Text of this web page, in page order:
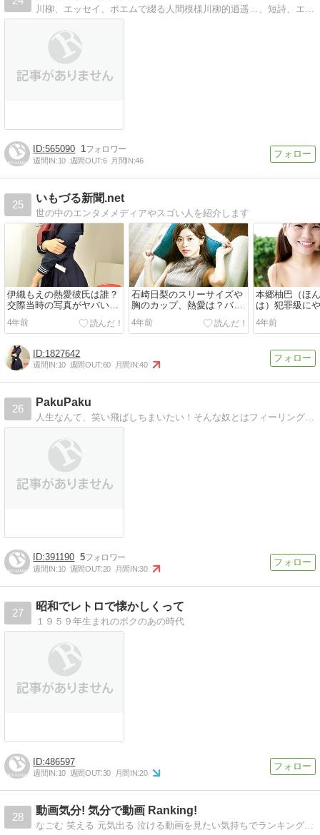
川柳、エッセイ、ポエムで綴る人間模様川柳的逍遥…、短詩、エッセイ、ポエムで綴る人間模様
565090 1
週間IN:10 週間OUT:6 月間IN:46
25
いもづる新聞.net
世の中のエンタメメディアやスゴい人を紹介します
伊織もえの熱愛彼氏は誰？
交際当時の写真がヤバい！
馴れ初めや彼氏の支援でコ
スプレイヤーとして成功し
4年前
石崎日梨のスリーサイズや
胸のカップ、熱愛は？バレ
エが得意で高校講座やヤン
グジャンプのグラビアが話
4年前
本郷柚巴（ほ
は）犯罪級に
アル「月曜日
スリーサイズ
4年前
1827642
週間IN:10 週間OUT:60 月間IN:40
26
PakuPaku
人生なんて、笑い飛ばしちまいたい！そんな奴とはフィーリングが合うと思うのです。
391190 5
週間IN:10 週間OUT:20 月間IN:30
27
昭和でレトロで懐かしくって
１９５９年生まれのボクのあの時代
486597
週間IN:10 週間OUT:30 月間IN:20
28
動画気分! 気分で動画 Ranking!
なごむ 笑える 元気出る 泣ける動画を見たい気持ちでランキングしました